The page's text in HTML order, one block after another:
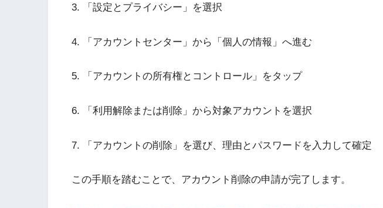
3. 「設定とプライバシー」を選択
4. 「アカウントセンター」から「個人の情報」へ進む
5. 「アカウントの所有権とコントロール」をタップ
6. 「利用解除または削除」から対象アカウントを選択
7. 「アカウントの削除」を選び、理由とパスワードを入力して確定
この手順を踏むことで、アカウント削除の申請が完了します。